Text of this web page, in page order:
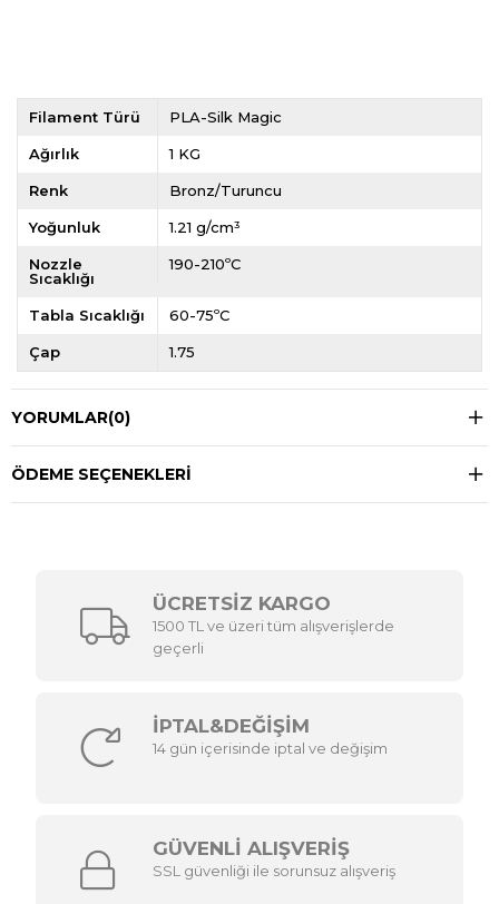
Filament Türü PLA-Silk Magic
Ağırlık 1 KG
Renk Bronz/Turuncu
Yoğunluk 1.21 g/cm³
Nozzle
Sıcaklığı
190-210ºC
Tabla Sıcaklığı 60-75ºC
Çap 1.75
YORUMLAR(0)
ÖDEME SEÇENEKLERI
ÜCRETSİZ KARGO
1500 TL ve üzeri tüm alışverişlerde
geçerli
İPTAL&DEĞİŞİM
14 gün içerisinde iptal ve değişim
GÜVENLİ ALIŞVERİŞ
SSL güvenliği ile sorunsuz alışveriş